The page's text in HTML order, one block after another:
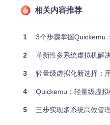
配置系统：基于INI格式的灵
流，每个模块专注解决特定问
实操检验点
此刻你应该能够说出
相关内容推荐
1 3个步骤掌握Quickemu
2 革新性多系统虚拟机解决方
3 轻量级虚拟化新选择：用
4 Quickemu：轻量级虚拟机管理工
5 三步实现多系统高效管理：